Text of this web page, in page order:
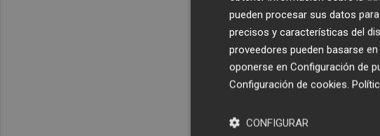
pueden procesar sus datos
precisos y características del
proveedores pueden basarse
oponerse en Configuración de
Configuración de cookies.
CONFIGURAR